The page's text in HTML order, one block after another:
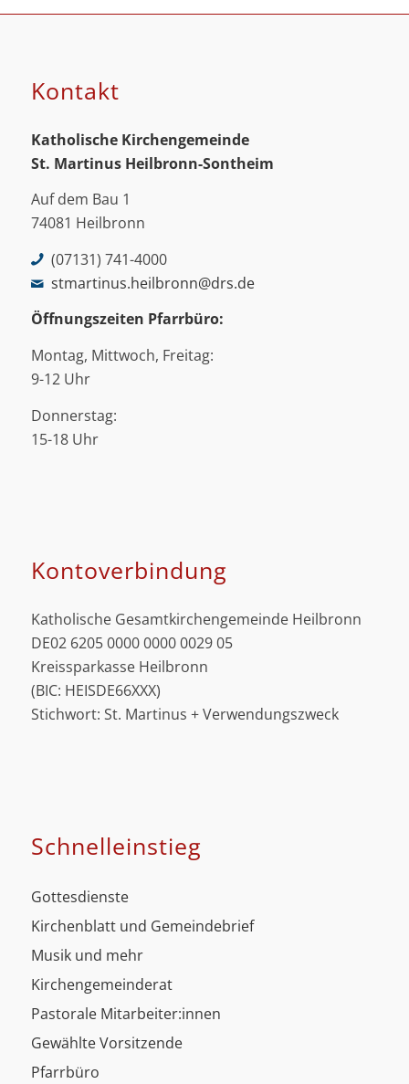
Kontakt
Katholische Kirchengemeinde
St. Martinus Heilbronn-Sontheim
Auf dem Bau 1
74081 Heilbronn
(07131) 741-4000
stmartinus.heilbronn@drs.de
Öffnungszeiten Pfarrbüro:
Montag, Mittwoch, Freitag:
9-12 Uhr
Donnerstag:
15-18 Uhr
Kontoverbindung
Katholische Gesamtkirchengemeinde Heilbronn
DE02 6205 0000 0000 0029 05
Kreissparkasse Heilbronn
(BIC: HEISDE66XXX)
Stichwort: St. Martinus + Verwendungszweck
Schnell­einstieg
Gottesdienste
Kirchenblatt und Gemeindebrief
Musik und mehr
Kirchengemeinderat
Pastorale Mitarbeiter:innen
Gewählte Vorsitzende
Pfarrbüro